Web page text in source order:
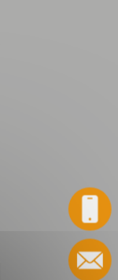
Contacto